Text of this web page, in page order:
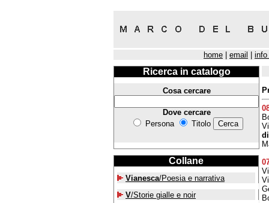
home email info
Ricerca in catalogo
Cosa cercare
Dove cercare
Persona
Titolo
Collane
Vianesca/Poesia e narrativa
V/Storie gialle e noir